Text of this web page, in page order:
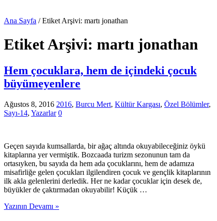
Ana Sayfa / Etiket Arşivi: martı jonathan
Etiket Arşivi: martı jonathan
Hem çocuklara, hem de içindeki çocuk
büyümeyenlere
Ağustos 8, 2016 2016, Burcu Mert, Kültür Kargası, Özel Bölümler,
Sayı-14, Yazarlar 0
Geçen sayıda kumsallarda, bir ağaç altında okuyabileceğiniz öykü
kitaplarına yer vermiştik. Bozcaada turizm sezonunun tam da
ortasıyken, bu sayıda da hem ada çocuklarını, hem de adamıza
misafirliğe gelen çocukları ilgilendiren çocuk ve gençlik kitaplarının
ilk akla gelenlerini derledik. Her ne kadar çocuklar için desek de,
büyükler de çaktırmadan okuyabilir! Küçük …
Yazının Devamı »